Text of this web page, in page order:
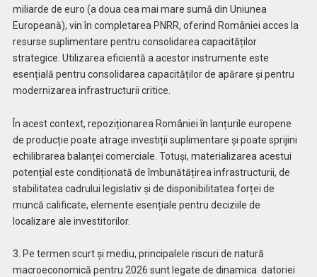
miliarde de euro (a doua cea mai mare sumă din Uniunea
Europeană), vin în completarea PNRR, oferind României acces la
resurse suplimentare pentru consolidarea capacităților
strategice. Utilizarea eficientă a acestor instrumente este
esențială pentru consolidarea capacităților de apărare și pentru
modernizarea infrastructurii critice.
În acest context, repoziționarea României în lanțurile europene
de producție poate atrage investiții suplimentare și poate sprijini
echilibrarea balanței comerciale. Totuși, materializarea acestui
potențial este condiționată de îmbunătățirea infrastructurii, de
stabilitatea cadrului legislativ și de disponibilitatea forței de
muncă calificate, elemente esențiale pentru deciziile de
localizare ale investitorilor.
3. Pe termen scurt și mediu, principalele riscuri de natură
macroeconomică pentru 2026 sunt legate de dinamica datoriei